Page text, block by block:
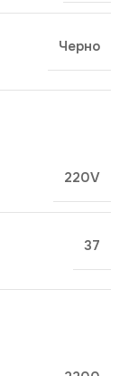
Черно
220V
37